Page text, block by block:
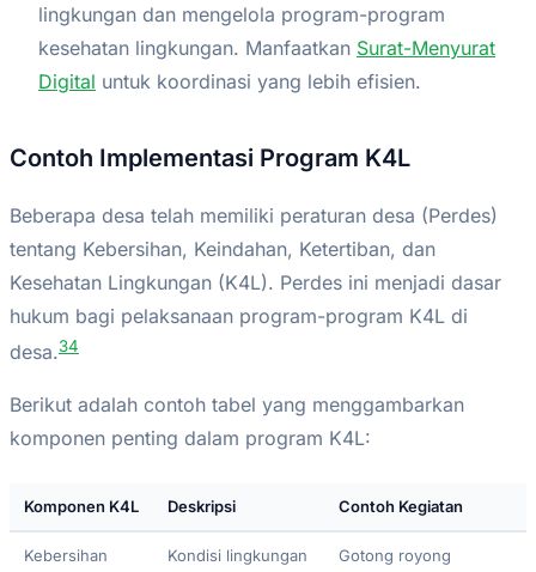
lingkungan dan mengelola program-program
kesehatan lingkungan. Manfaatkan Surat-Menyurat
Digital untuk koordinasi yang lebih efisien.
Contoh Implementasi Program K4L
Beberapa desa telah memiliki peraturan desa (Perdes)
tentang Kebersihan, Keindahan, Ketertiban, dan
Kesehatan Lingkungan (K4L). Perdes ini menjadi dasar
hukum bagi pelaksanaan program-program K4L di
desa.34
Berikut adalah contoh tabel yang menggambarkan
komponen penting dalam program K4L:
Komponen K4L Deskripsi Contoh Kegiatan
Kebersihan
Kondisi lingkungan
Gotong royong